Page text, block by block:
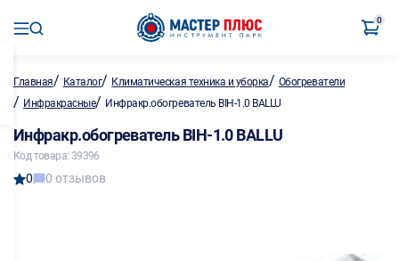
0
Главная/ Каталог/ Климатическая техника и уборка/ Обогреватели
/ Инфракрасные/ Инфракр.обогреватель BIH-1.0 BALLU
Инфракр.обогреватель BIH-1.0 BALLU
Код товара: 39396
0 0 отзывов